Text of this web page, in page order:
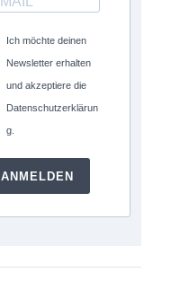
Ich möchte deinen
Newsletter erhalten
und akzeptiere die
Datenschutzerklärun
g.
ANMELDEN